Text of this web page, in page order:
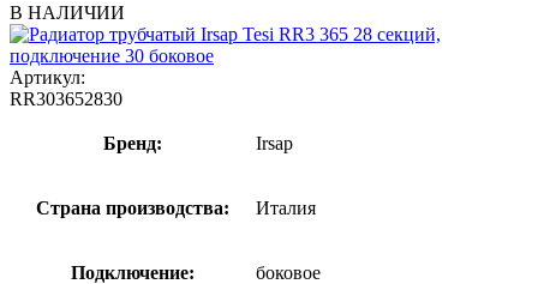
В НАЛИЧИИ
Артикул:
RR303652830
Бренд: Irsap
Страна производства: Италия
Подключение: боковое